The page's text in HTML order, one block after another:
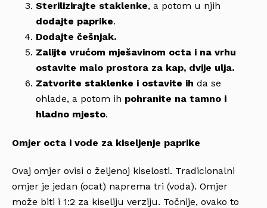
Sterilizirajte staklenke, a potom u njih
dodajte paprike.
Dodajte češnjak.
Zalijte vrućom mješavinom octa i na vrhu
ostavite malo prostora za kap, dvije ulja.
Zatvorite staklenke i ostavite ih da se
ohlade, a potom ih pohranite na tamno i
hladno mjesto.
Omjer octa i vode za kiseljenje paprike
Ovaj omjer ovisi o željenoj kiselosti. Tradicionalni
omjer je jedan (ocat) naprema tri (voda). Omjer
može biti i 1:2 za kiseliju verziju. Točnije, ovako to